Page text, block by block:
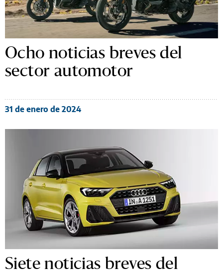
Ocho noticias breves del
sector automotor
31 de enero de 2024
Siete noticias breves del